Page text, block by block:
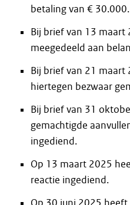
betaling van € 30.000.
Bij brief van 13 maart
meegedeeld aan
Bij brief van 21 maart
hiertegen bezwaar
Bij brief van 31
gemachtigde
ingediend.
Op 13 maart 2025
reactie ingediend.